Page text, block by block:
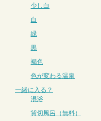
少し白
白
緑
黒
褐色
色が変わる温泉
一緒に入る？
混浴
貸切風呂（無料）